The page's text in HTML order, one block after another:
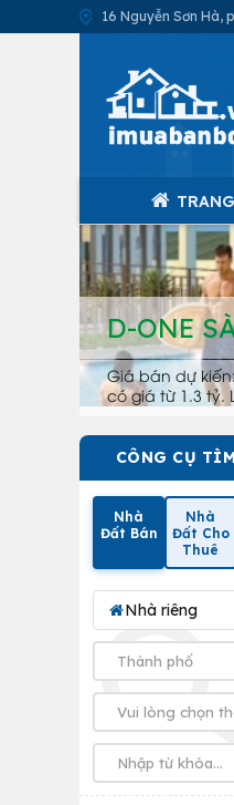
16 Nguyễn Sơn Hà,
D-ONE
Giá bán dự
có giá từ 1.3 tỷ.
CÔNG CỤ
Nhà
Đất Bán
Nhà
Đất Cho
Thuê
Nhà riêng